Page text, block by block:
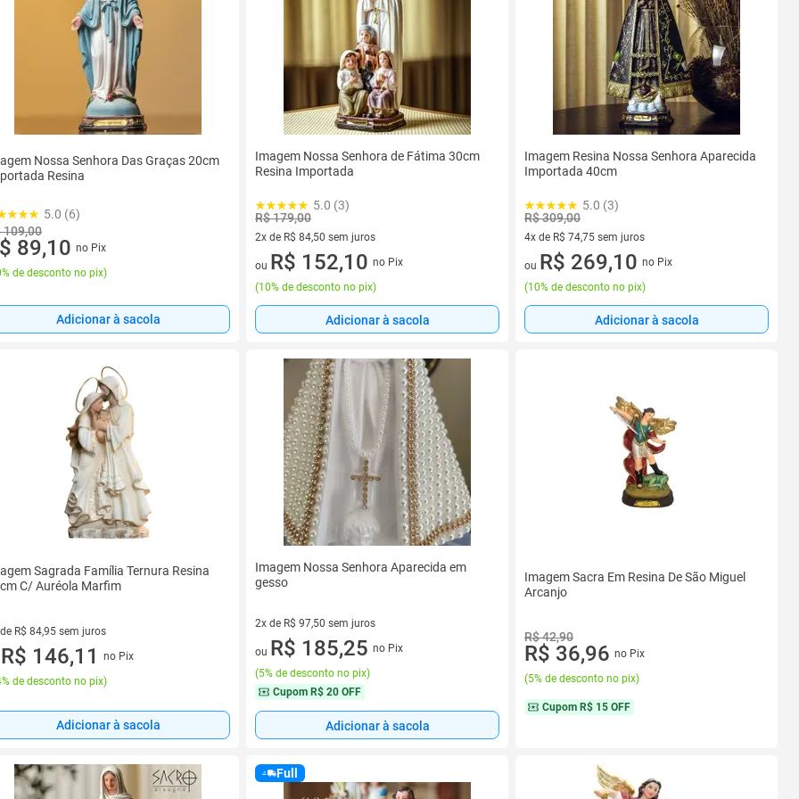
Nossa Senhora Das Graças 20cm
Resina
5.0 (6)
109,00
89,10 no Pix
de desconto no pix)
Adicionar à sacola
Imagem Nossa Senhora de Fátima 30cm
Resina Importada
5.0 (3)
R$ 179,00
2x de R$ 84,50 sem juros
2 vez de R$ 84,50 sem juros
ou R$ 152,10 no Pix
(10% de desconto no pix)
Adicionar à sacola
Imagem Resina Nossa Senhora Aparecida
Importada 40cm
5.0 (3)
R$ 309,00
4x de R$ 74,75 sem juros
4 vez de R$ 74,75 sem juros
ou R$ 269,10 no Pix
(10% de desconto no pix)
Adicionar à sacola
Sagrada Família Ternura Resina
C/ Auréola Marfim
R$ 84,95 sem juros
de R$ 84,95 sem juros
R$ 146,11
no Pix
de desconto no pix)
Adicionar à sacola
Imagem Nossa Senhora Aparecida em
gesso
2x de R$ 97,50 sem juros
2 vez de R$ 97,50 sem juros
ou R$ 185,25 no Pix
(5% de desconto no pix)
Cupom R$ 20 OFF
Adicionar à sacola
Imagem Sacra Em Resina De São Miguel
Arcanjo
R$ 42,90
R$ 36,96 no Pix
(5% de desconto no pix)
Cupom R$ 15 OFF
Full